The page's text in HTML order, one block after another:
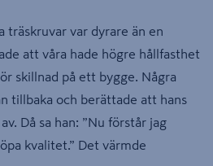
träskruvar var dyrare än en
att våra hade högre hållfasthet
skillnad på ett bygge. Några
tillbaka och berättade att hans
Då sa han: ”Nu förstår jag
kvalitet.” Det värmde